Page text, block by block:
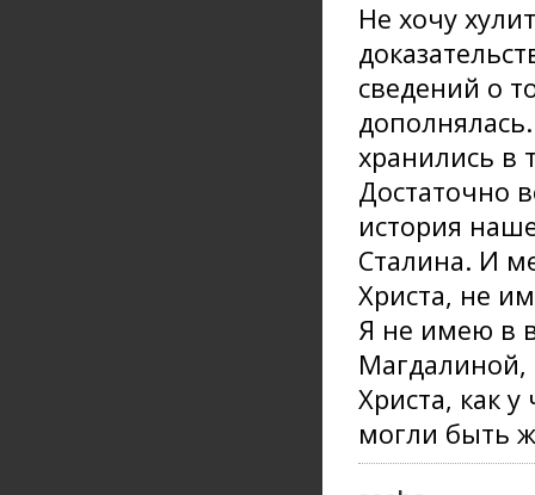
Не хочу
сведений о
хранились в
Достаточно
история
Сталина. И
Христа, не
Я не имею в
Магдалиной,
Христа, как
могли быть